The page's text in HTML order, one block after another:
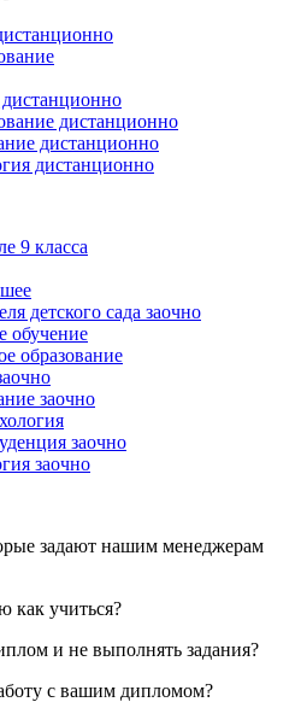
дистанционно
дистанционно
дистанционно
9 класса
детского сада заочно
обучение
образование
заочно
заочно
заочно
задают нашим менеджерам
как учиться?
и не выполнять задания?
с вашим дипломом?